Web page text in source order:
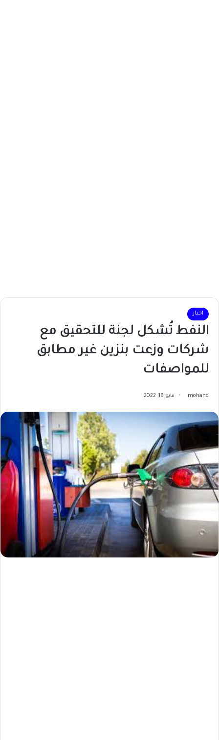
اخبار
النفط تُشكل لجنة للتحقيق مع
شركات وزعت بنزين غير مطابق
للمواصفات
mohand مايو 18, 2022